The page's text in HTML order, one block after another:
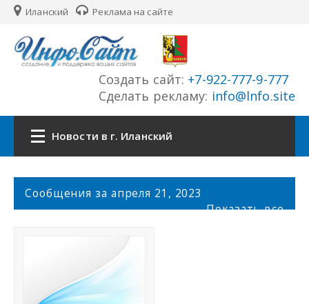
Иланский Реклама на сайте
Создать сайт: +7-922-777-9-777
Сделать рекламу: info@lnfo.site
Новости в г. Иланский
Главная
История города
Сообщения за апреля 21, 2023
Показать все